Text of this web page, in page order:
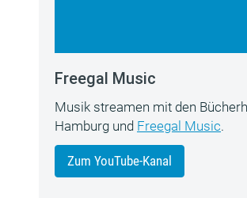
Freegal Music
Musik streamen mit den
Hamburg und Freegal Music.
Zum YouTube-Kanal